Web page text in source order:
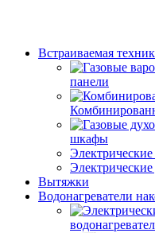
Встраиваемая
панели
шкафы
Вытяжки
Водонагреватели